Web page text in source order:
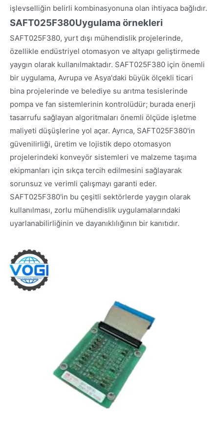
işlevselliğin belirli kombinasyonuna olan ihtiyaca bağlıdır.
SAFT025F380Uygulama örnekleri
SAFT025F380, yurt dışı mühendislik projelerinde,
özellikle endüstriyel otomasyon ve altyapı geliştirmede
yaygın olarak kullanılmaktadır. SAFT025F380 için önemli
bir uygulama, Avrupa ve Asya'daki büyük ölçekli ticari
bina projelerinde ve belediye su arıtma tesislerinde
pompa ve fan sistemlerinin kontrolüdür; burada enerji
tasarrufu sağlayan algoritmaları önemli ölçüde işletme
maliyeti düşüşlerine yol açar. Ayrıca, SAFT025F380'in
güvenilirliği, üretim ve lojistik depo otomasyon
projelerindeki konveyör sistemleri ve malzeme taşıma
ekipmanları için sıkça tercih edilmesini sağlayarak
sorunsuz ve verimli çalışmayı garanti eder.
SAFT025F380'in bu çeşitli sektörlerde yaygın olarak
kullanılması, zorlu mühendislik uygulamalarındaki
uyarlanabilirliğinin ve dayanıklılığının bir kanıtıdır.